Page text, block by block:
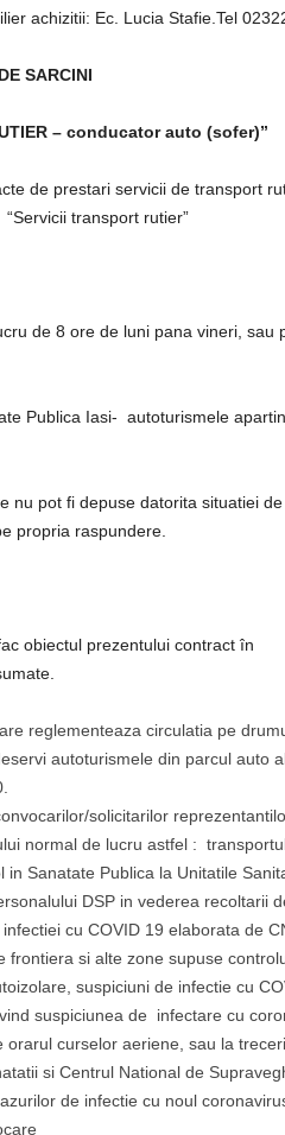
achizitii: Ec. Lucia Stafie.Tel
SARCINI
– conducator auto (sofer)”
de prestari servicii de transport
transport rutier”
de 8 ore de luni pana vineri, sau
Publica Iasi- autoturismele
nu pot fi depuse datorita situatiei
propria raspundere.
obiectul prezentului contract în
reglementeaza circulatia pe
autoturismele din parcul auto
solicitarilor
normal de lucru astfel :
Sanatate Publica la Unitatile
DSP in vederea recoltarii
cu COVID 19 elaborata de
si alte zone supuse
suspiciuni de infectie cu
suspiciunea de infectare cu
curselor aeriene, sau la
si Centrul National de
de infectie cu noul